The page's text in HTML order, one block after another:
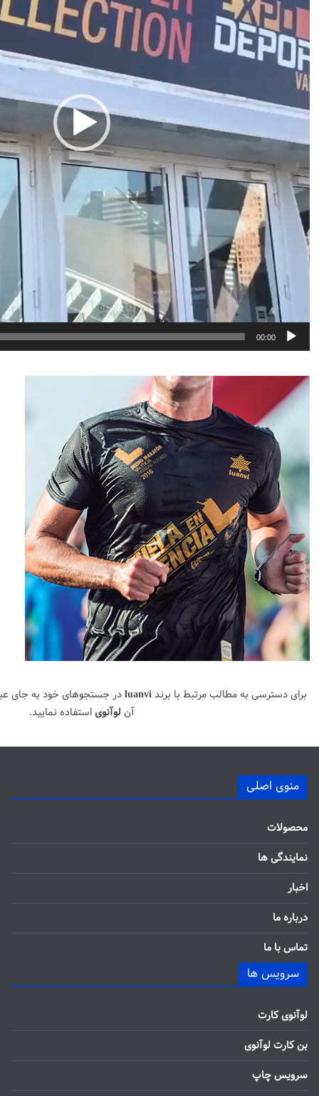
00:00
برای دسترسی به مطالب مرتبط با برندluanviدر جستجوهای خود به جای
آن لوآنویاستفاده نمایید.
منوی اصلی
محصولات
نمایندگی ها
اخبار
درباره ما
تماس با ما
سرویس ها
لوآنوی کارت
بن کارت لوآنوی
سرویس چاپ